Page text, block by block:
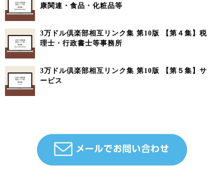
康関連・食品・化粧品等
3万ドル倶楽部相互リンク集 第10版 【第４集】税
理士・行政書士等事務所
3万ドル倶楽部相互リンク集 第10版 【第５集】サ
ービス